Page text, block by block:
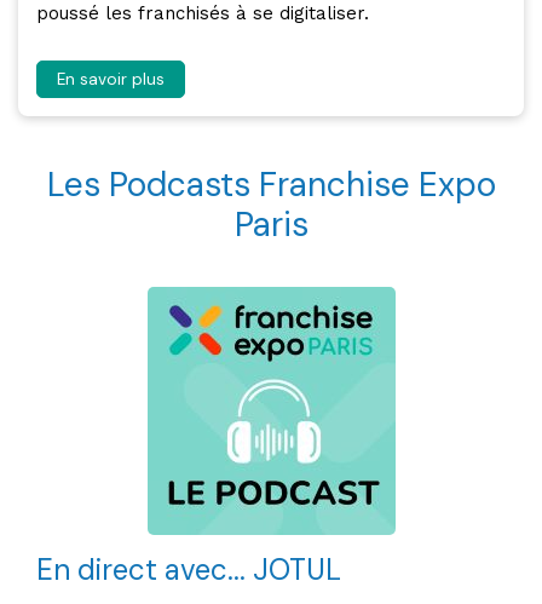
poussé les franchisés à se digitaliser.
En savoir plus
Les Podcasts Franchise Expo
Paris
En direct avec... JOTUL